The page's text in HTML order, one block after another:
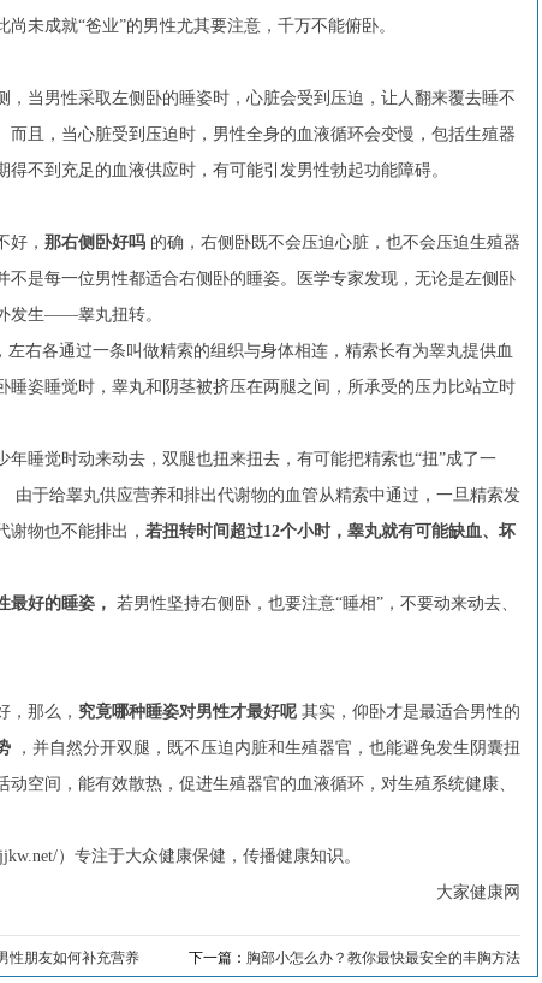
未成就“爸业”的男性尤其要注意，千万不能俯卧。
当男性采取左侧卧的睡姿时，心脏会受到压迫，让人翻来覆去睡不
而且，当心脏受到压迫时，男性全身的血液循环会变慢，包括生殖器
不到充足的血液供应时，有可能引发男性勃起功能障碍。
， 那右侧卧好吗 的确，右侧卧既不会压迫心脏，也不会压迫生殖器
不是每一位男性都适合右侧卧的睡姿。医学专家发现，无论是左侧卧
发生——睾丸扭转。
右各通过一条叫做精索的组织与身体相连，精索长有为睾丸提供血
睡姿睡觉时，睾丸和阴茎被挤压在两腿之间，所承受的压力比站立时
睡觉时动来动去，双腿也扭来扭去，有可能把精索也“扭”成了一
由于给睾丸供应营养和排出代谢物的血管从精索中通过，一旦精索发
谢物也不能排出， 若扭转时间超过12个小时，睾丸就有可能缺血、坏
最好的睡姿， 若男性坚持右侧卧，也要注意“睡相”，不要动来动去、
那么， 究竟哪种睡姿对男性才最好呢 其实，仰卧才是最适合男性的
，并自然分开双腿，既不压迫内脏和生殖器官，也能避免发生阴囊扭
空间，能有效散热，促进生殖器官的血液循环，对生殖系统健康、
）专注于大众健康保健，传播健康知识。
大家健康网
性朋友如何补充营养 下一篇： 胸部小怎么办？教你最快最安全的丰胸方法